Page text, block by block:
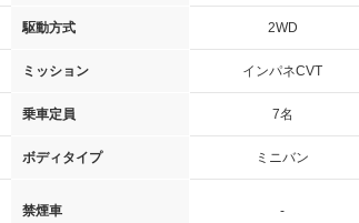
駆動方式 2WD
ミッション インパネCVT
乗車定員 7名
ボディタイプ ミニバン
禁煙車 -